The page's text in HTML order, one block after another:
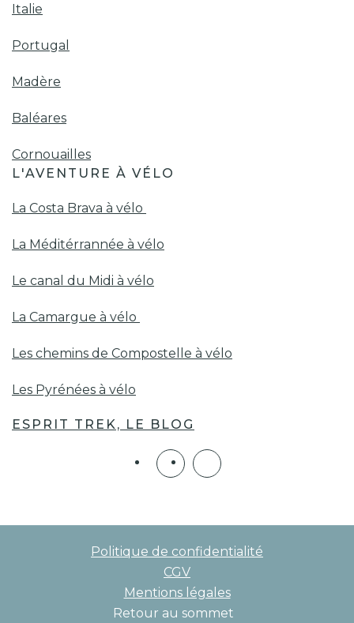
Italie
Portugal
Madère
Baléares
Cornouailles
L'AVENTURE À VÉLO
La Costa Brava à vélo
La Méditérrannée à vélo
Le canal du Midi à vélo
La Camargue à vélo
Les chemins de Compostelle à vélo
Les Pyrénées à vélo
ESPRIT TREK, LE BLOG
Politique de confidentialité
CGV
Mentions légales
Retour au sommet